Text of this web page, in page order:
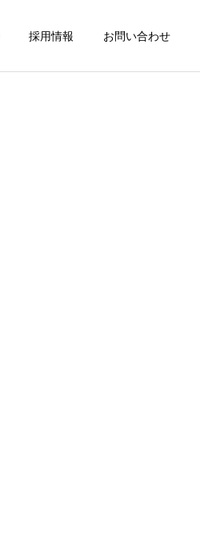
採用情報 お問い合わせ